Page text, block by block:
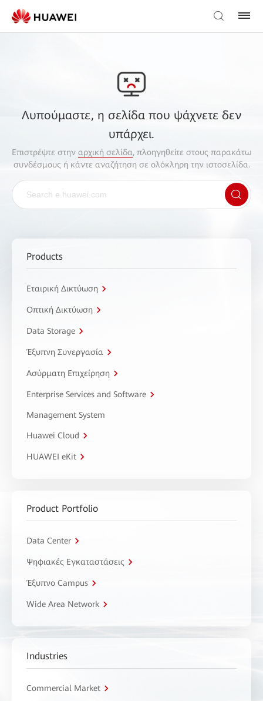
Λυπούμαστε, η σελίδα που ψάχνετε δεν
υπάρχει.
Επιστρέψτε στην αρχική σελίδα, πλοηγηθείτε στους παρακάτω
συνδέσμους ή κάντε αναζήτηση σε ολόκληρη την ιστοσελίδα.
Products
Εταιρική Δικτύωση
Οπτική Δικτύωση
Data Storage
Έξυπνη Συνεργασία
Ασύρματη Επιχείρηση
Enterprise Services and Software
Management System
Huawei Cloud
HUAWEI eKit
Product Portfolio
Data Center
Ψηφιακές Εγκαταστάσεις
Έξυπνο Campus
Wide Area Network
Industries
Commercial Market